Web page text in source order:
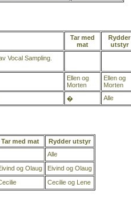
Tar med
mat
Rydder
utstyr
Vocal Sampling.
Ellen og
Morten
Ellen og
Morten
� Alle
Tar med mat
Rydder utstyr
Alle
og Olaug
Eivind og Olaug
Cecilie og Lene